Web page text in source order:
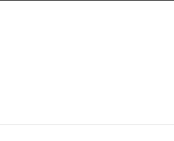
sui cookie. Se desideri